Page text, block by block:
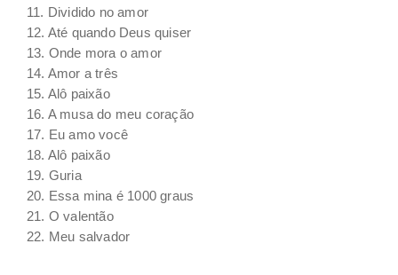
11. Dividido no amor
12. Até quando Deus quiser
13. Onde mora o amor
14. Amor a três
15. Alô paixão
16. A musa do meu coração
17. Eu amo você
18. Alô paixão
19. Guria
20. Essa mina é 1000 graus
21. O valentão
22. Meu salvador